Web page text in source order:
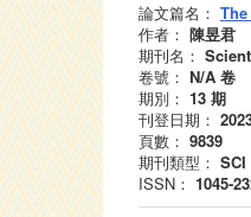
論文篇名：
作者： 陳昱君
期刊名：
卷號： N/A 卷
期別： 13 期
刊登日期：
頁數： 9839
期刊類型： SCI
ISSN： 1045-